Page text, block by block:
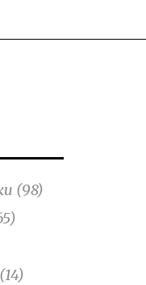
(98)
(14)